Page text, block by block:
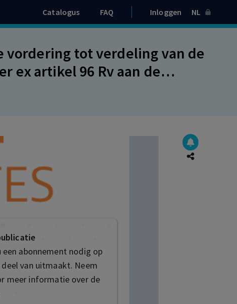
Catalogus FAQ Inloggen NL
tot verdeling van de
ex artikel 96 Rv aan de
abonnement nodig op
van uitmaakt. Neem
meer informatie over de